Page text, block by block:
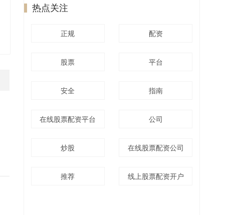
热点关注
正规 配资
股票 平台
安全 指南
在线股票配资平台 公司
炒股 在线股票配资公司
推荐 线上股票配资开户